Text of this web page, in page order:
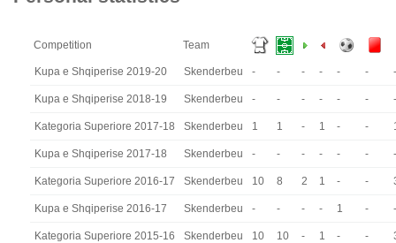
Competition Team
Kupa e Shqiperise 2019-20 Skenderbeu - - - - - - -
Kupa e Shqiperise 2018-19 Skenderbeu - - - - - - -
Kategoria Superiore 2017-18 Skenderbeu 1 1 - 1 - -
Kupa e Shqiperise 2017-18 Skenderbeu - - - - - - -
Kategoria Superiore 2016-17 Skenderbeu 10 8 2 1 - -
Kupa e Shqiperise 2016-17 Skenderbeu - - - - 1 - -
Kategoria Superiore 2015-16 Skenderbeu 10 10 - 1 - -